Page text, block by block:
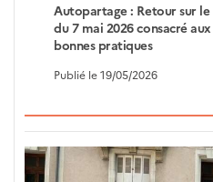
Autopartage : Retour sur le
du 7 mai 2026 consacré
bonnes pratiques
Publié le 19/05/2026